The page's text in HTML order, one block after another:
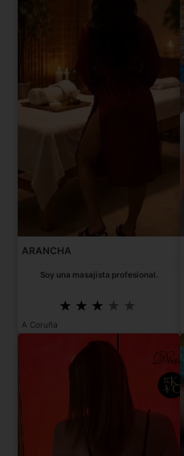
ARANCHA
Soy una masajista profesional.
A Coruña